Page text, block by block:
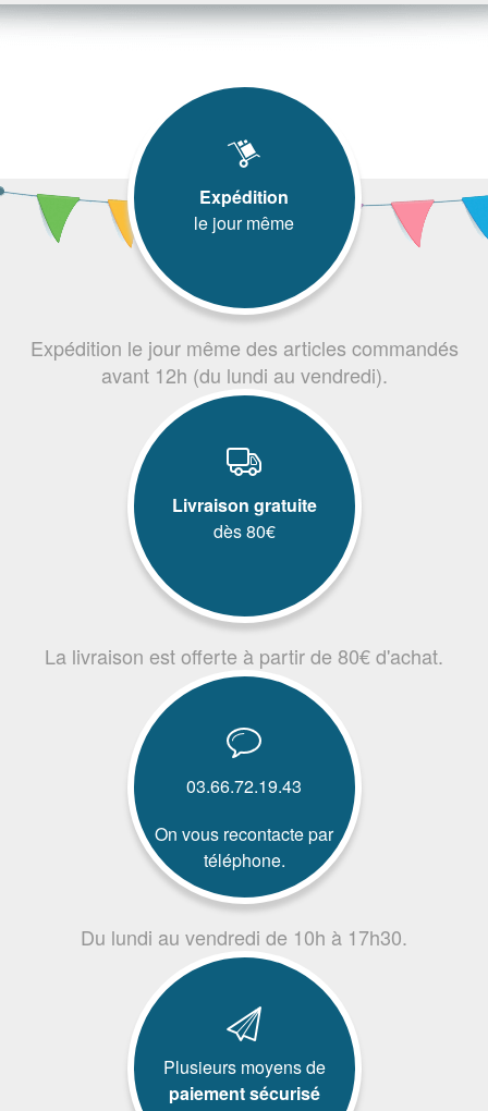
Expédition
le jour même
Expédition le jour même des articles commandés
avant 12h (du lundi au vendredi).
Livraison gratuite
dès 80€
La livraison est offerte à partir de 80€ d'achat.
03.66.72.19.43
On vous recontacte par
téléphone.
Du lundi au vendredi de 10h à 17h30.
Plusieurs moyens de
paiement sécurisé